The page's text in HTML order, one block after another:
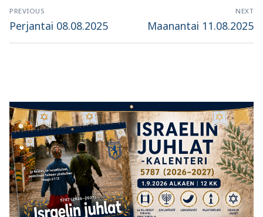
Artikkelien
selaus
PREVIOUS
Previous
Perjantai 08.08.2025
NEXT
Next
Maanantai 11.08.2025